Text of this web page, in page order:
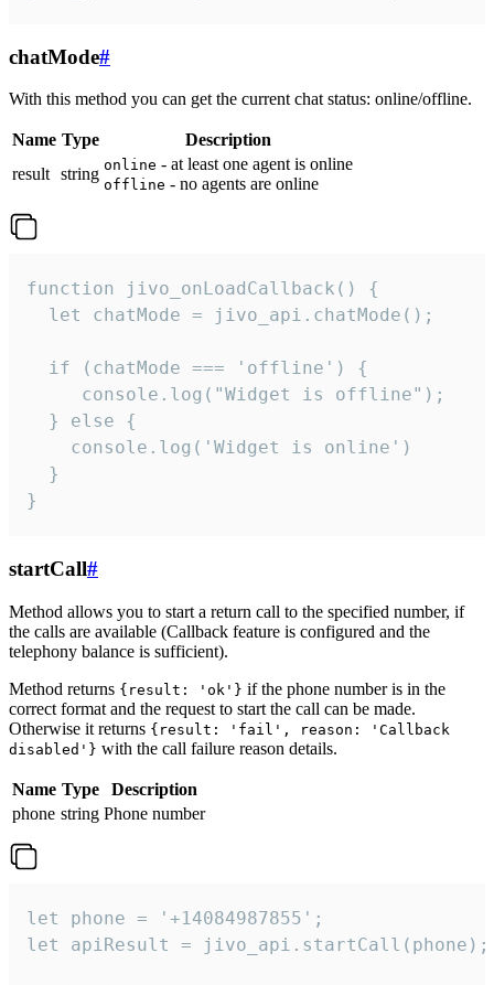
chatMode#
With this method you can get the current chat status: online/offline.
Name Type
Description
result string online - at least one agent is online
offline - no agents are online
function jivo_onLoadCallback() {
  let chatMode = jivo_api.chatMode();
  if (chatMode === 'offline') {
     console.log("Widget is offline");
  } else {
    console.log('Widget is online')
  }
}
startCall#
Method allows you to start a return call to the specified number, if
the calls are available (Callback feature is configured and the
telephony balance is sufficient).
Method returns {result: 'ok'} if the phone number is in the
correct format and the request to start the call can be made.
Otherwise it returns {result: 'fail', reason: 'Callback
disabled'} with the call failure reason details.
Name Type
Description
phone string Phone number
let phone = '+14084987855';
let apiResult = jivo_api.startCall(phone);